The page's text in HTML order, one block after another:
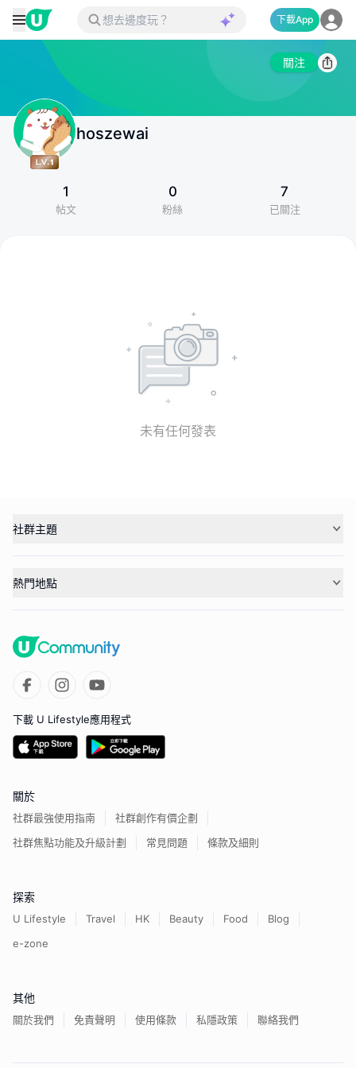
下載App
關注
hoszewai
1
帖文
0
粉絲
7
已關注
未有任何發表
社群主題
熱門地點
下載 U Lifestyle應用程式
關於
社群最強使用指南
社群創作有價企劃
社群焦點功能及升級計劃
常見問題 條款及細則
探索
U Lifestyle Travel HK Beauty Food
Blog
e-zone
其他
關於我們 免責聲明 使用條款 私隱政策 聯絡我們